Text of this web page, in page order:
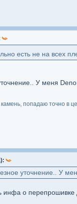
есть не на всех
У меня
попадаю точно в
уточнение.. У
инфа о